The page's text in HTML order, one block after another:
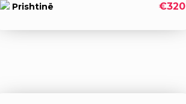
Prishtinë €320